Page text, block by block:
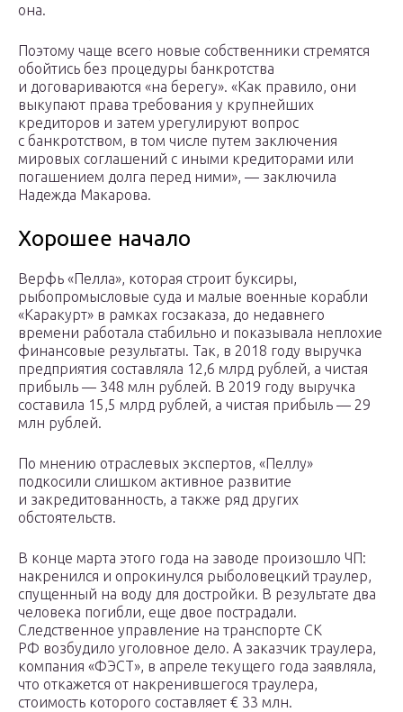
она.
Поэтому чаще всего новые собственники стремятся
обойтись без процедуры банкротства
и договариваются «на берегу». «Как правило, они
выкупают права требования у крупнейших
кредиторов и затем урегулируют вопрос
с банкротством, в том числе путем заключения
мировых соглашений с иными кредиторами или
погашением долга перед ними», — заключила
Надежда Макарова.
Хорошее начало
Верфь «Пелла», которая строит буксиры,
рыбопромысловые суда и малые военные корабли
«Каракурт» в рамках госзаказа, до недавнего
времени работала стабильно и показывала неплохие
финансовые результаты. Так, в 2018 году выручка
предприятия составляла 12,6 млрд рублей, а чистая
прибыль — 348 млн рублей. В 2019 году выручка
составила 15,5 млрд рублей, а чистая прибыль — 29
млн рублей.
По мнению отраслевых экспертов, «Пеллу»
подкосили слишком активное развитие
и закредитованность, а также ряд других
обстоятельств.
В конце марта этого года на заводе произошло ЧП:
накренился и опрокинулся рыболовецкий траулер,
спущенный на воду для достройки. В результате два
человека погибли, еще двое пострадали.
Следственное управление на транспорте СК
РФ возбудило уголовное дело. А заказчик траулера,
компания «ФЭСТ», в апреле текущего года заявляла,
что откажется от накренившегося траулера,
стоимость которого составляет € 33 млн.